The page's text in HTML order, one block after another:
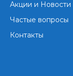
Акции и Новости
Частые вопросы
Контакты